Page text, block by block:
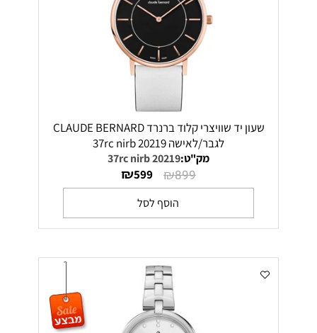
שעון יד שוויצרי קלוד ברנרד CLAUDE BERNARD
לגבר/לאישה 20219 37rc nirb
מק"ט:20219 37rc nirb
₪899
₪599
הוסף לסל